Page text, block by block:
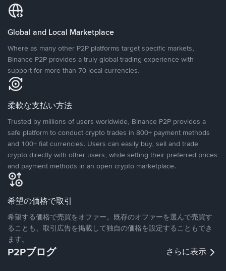
Global and Local Marketplace
Where as many other P2P platforms target specific markets,
Binance P2P provides a truly global trading experience with
support for more than 70 local currencies.
柔軟な支払い方法
Trusted by millions of users worldwide, Binance P2P provides a
safe platform to conduct crypto trades in 800+ payment methods
and 100+ fiat currencies. Users can easily buy, sell and trade
crypto directly with other users, while setting their preferred prices
and payment methods in an open crypto marketplace.
希望の価格で取引
希望する価格で売買をオファー。既存のオファーを選んで売買す
ることも、取引広告を掲載して独自の価格を設定することもでき
ます。
P2Pブログ さらに表示